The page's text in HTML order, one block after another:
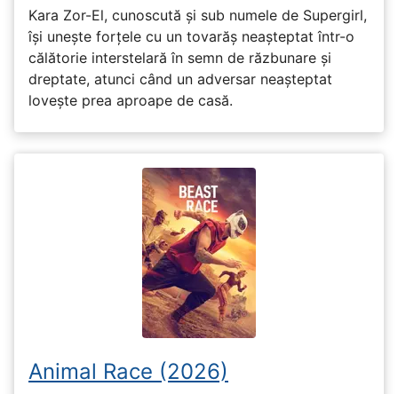
Kara Zor-El, cunoscută și sub numele de Supergirl,
își unește forțele cu un tovarăș neașteptat într-o
călătorie interstelară în semn de răzbunare și
dreptate, atunci când un adversar neașteptat
lovește prea aproape de casă.
Animal Race (2026)